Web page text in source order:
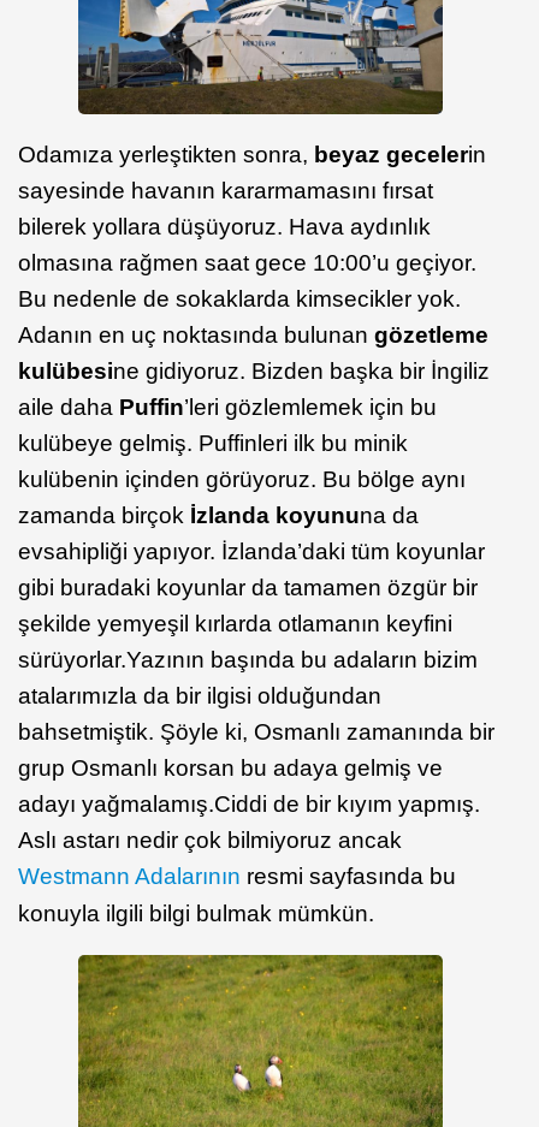
Odamıza yerleştikten sonra, beyaz gecelerin
sayesinde havanın kararmamasını fırsat
bilerek yollara düşüyoruz. Hava aydınlık
olmasına rağmen saat gece 10:00’u geçiyor.
Bu nedenle de sokaklarda kimsecikler yok.
Adanın en uç noktasında bulunan gözetleme
kulübesine gidiyoruz. Bizden başka bir İngiliz
aile daha Puffin’leri gözlemlemek için bu
kulübeye gelmiş. Puffinleri ilk bu minik
kulübenin içinden görüyoruz. Bu bölge aynı
zamanda birçok İzlanda koyununa da
evsahipliği yapıyor. İzlanda’daki tüm koyunlar
gibi buradaki koyunlar da tamamen özgür bir
şekilde yemyeşil kırlarda otlamanın keyfini
sürüyorlar.Yazının başında bu adaların bizim
atalarımızla da bir ilgisi olduğundan
bahsetmiştik. Şöyle ki, Osmanlı zamanında bir
grup Osmanlı korsan bu adaya gelmiş ve
adayı yağmalamış.Ciddi de bir kıyım yapmış.
Aslı astarı nedir çok bilmiyoruz ancak
Westmann Adalarının resmi sayfasında bu
konuyla ilgili bilgi bulmak mümkün.